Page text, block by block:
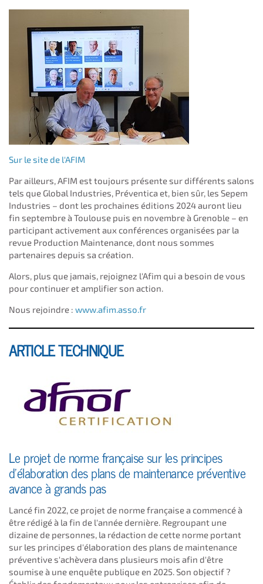
Sur le site de l'AFIM
Par ailleurs, AFIM est toujours présente sur différents salons
tels que Global Industries, Préventica et, bien sûr, les Sepem
Industries – dont les prochaines éditions 2024 auront lieu
fin septembre à Toulouse puis en novembre à Grenoble – en
participant activement aux conférences organisées par la
revue Production Maintenance, dont nous sommes
partenaires depuis sa création.
Alors, plus que jamais, rejoignez l'Afim qui a besoin de vous
pour continuer et amplifier son action.
Nous rejoindre : www.afim.asso.fr
ARTICLE TECHNIQUE
Le projet de norme française sur les principes
d'élaboration des plans de maintenance préventive
avance à grands pas
Lancé fin 2022, ce projet de norme française a commencé à
être rédigé à la fin de l'année dernière. Regroupant une
dizaine de personnes, la rédaction de cette norme portant
sur les principes d'élaboration des plans de maintenance
préventive s'achèvera dans plusieurs mois afin d'être
soumise à une enquête publique en 2025. Son objectif ?